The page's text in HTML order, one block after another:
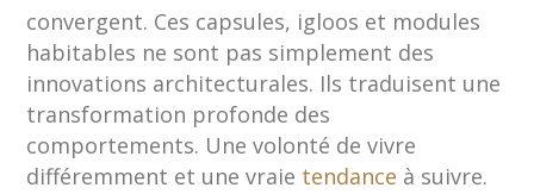
convergent. Ces capsules, igloos et modules
habitables ne sont pas simplement des
innovations architecturales. Ils traduisent une
transformation profonde des
comportements. Une volonté de vivre
différemment et une vraie tendance à suivre.